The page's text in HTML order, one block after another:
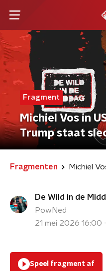
Fragment
Michiel Vos in
Trump staat
Fragmenten
De Wild in de
PowNed
21 mei 2026 16:00
Speel fragment af